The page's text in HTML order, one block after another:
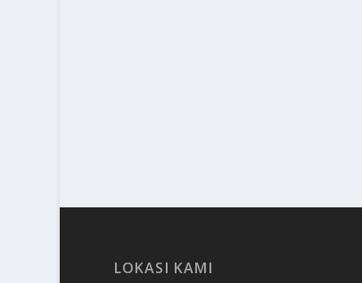
LOKASI KAMI